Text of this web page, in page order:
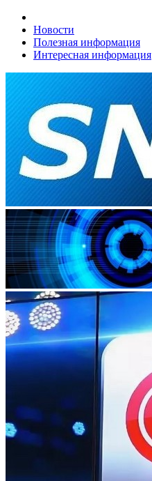
Новости
Полезная информация
Интересная информация